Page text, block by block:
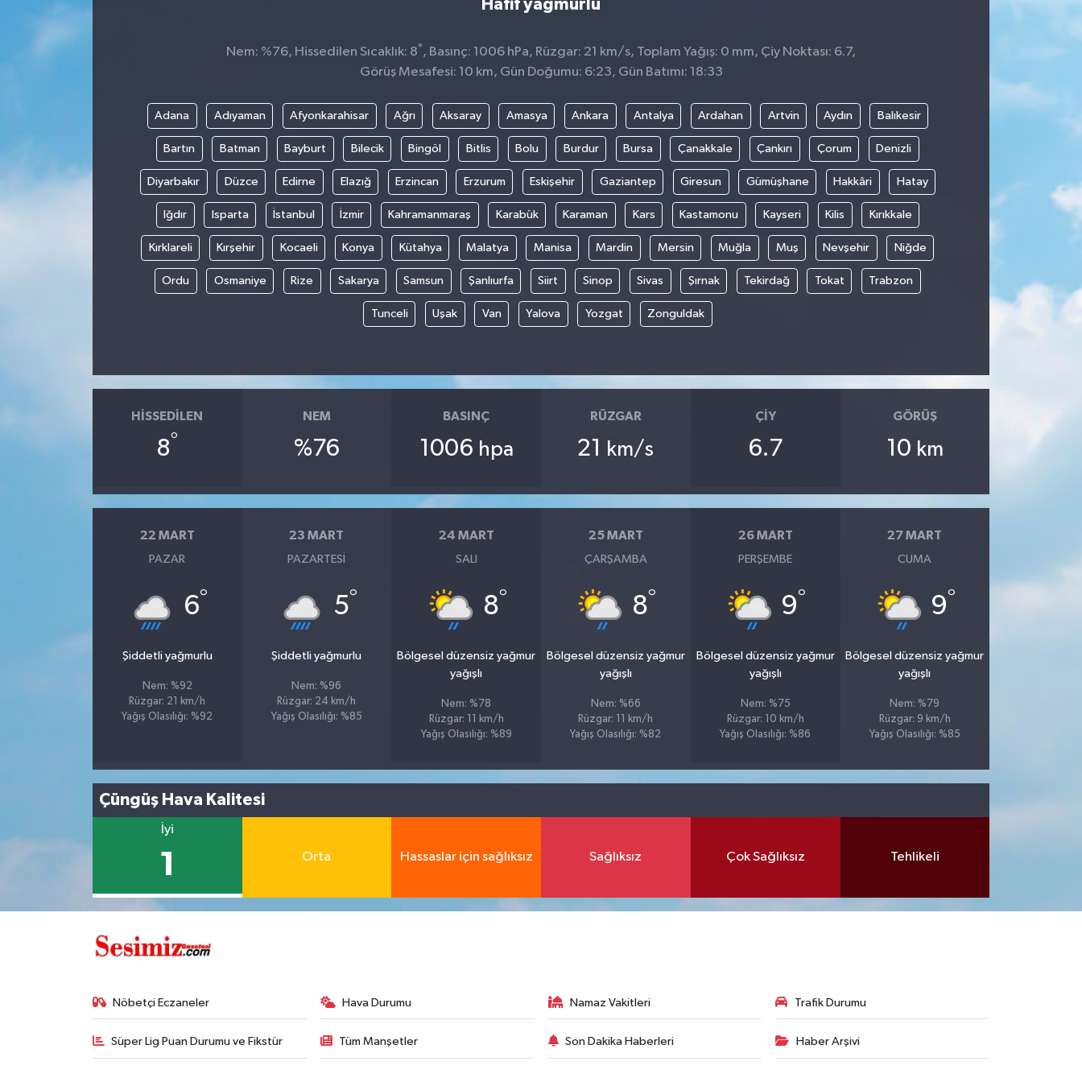
Hafif yağmurlu
Nem: %76, Hissedilen Sıcaklık: 8° , Basınç: 1006 hPa, Rüzgar: 21 km/s, Toplam Yağış: 0 mm, Çiy Noktası: 6.7,
Görüş Mesafesi: 10 km, Gün Doğumu: 6:23, Gün Batımı: 18:33
Adana Adıyaman Afyonkarahisar Ağrı Aksaray Amasya Ankara Antalya Ardahan Artvin Aydın Balıkesir
Bartın Batman Bayburt Bilecik Bingöl Bitlis Bolu Burdur Bursa Çanakkale Çankırı Çorum Denizli
Diyarbakır Düzce Edirne Elazığ Erzincan Erzurum Eskişehir Gaziantep Giresun Gümüşhane Hakkâri Hatay
Iğdır Isparta İstanbul İzmir Kahramanmaraş Karabük Karaman Kars Kastamonu Kayseri Kilis Kırıkkale
Kırklareli Kırşehir Kocaeli Konya Kütahya Malatya Manisa Mardin Mersin Muğla Muş Nevşehir Niğde
Ordu Osmaniye Rize Sakarya Samsun Şanlıurfa Siirt Sinop Sivas Şırnak Tekirdağ Tokat Trabzon
Tunceli Uşak Van Yalova Yozgat Zonguldak
HISSEDILEN
8°
NEM
%76
BASINÇ
1006 hpa
RÜZGAR
21 km/s
ÇIY
6.7
GÖRÜŞ
10 km
22 MART
PAZAR
6°
Şiddetli yağmurlu
Nem: %92
Rüzgar: 21 km/h
Yağış Olasılığı: %92
23 MART
PAZARTESI
5°
Şiddetli yağmurlu
Nem: %96
Rüzgar: 24 km/h
Yağış Olasılığı: %85
24 MART
SALI
8°
Bölgesel düzensiz yağmur
yağışlı
Nem: %78
Rüzgar: 11 km/h
Yağış Olasılığı: %89
25 MART
ÇARŞAMBA
8°
Bölgesel düzensiz yağmur
yağışlı
Nem: %66
Rüzgar: 11 km/h
Yağış Olasılığı: %82
26 MART
PERŞEMBE
9°
Bölgesel düzensiz yağmur
yağışlı
Nem: %75
Rüzgar: 10 km/h
Yağış Olasılığı: %86
27 MART
CUMA
9°
Bölgesel düzensiz yağmur
yağışlı
Nem: %79
Rüzgar: 9 km/h
Yağış Olasılığı: %85
Çüngüş Hava Kalitesi
İyi
1 Orta Hassaslar için sağlıksız Sağlıksız Çok Sağlıksız Tehlikeli
Nöbetçi Eczaneler Hava Durumu Namaz Vakitleri Trafik Durumu
Süper Lig Puan Durumu ve Fikstür Tüm Manşetler Son Dakika Haberleri Haber Arşivi